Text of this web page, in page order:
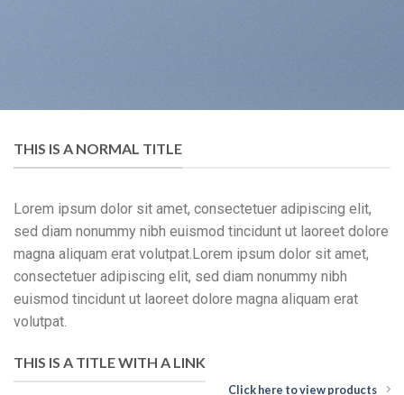
THIS IS A NORMAL TITLE
Lorem ipsum dolor sit amet, consectetuer adipiscing elit,
sed diam nonummy nibh euismod tincidunt ut laoreet dolore
magna aliquam erat volutpat.Lorem ipsum dolor sit amet,
consectetuer adipiscing elit, sed diam nonummy nibh
euismod tincidunt ut laoreet dolore magna aliquam erat
volutpat.
THIS IS A TITLE WITH A LINK
Click here to view products